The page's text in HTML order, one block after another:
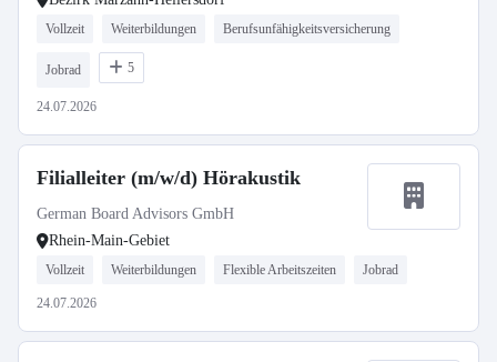
Vollzeit Weiterbildungen Berufsunfähigkeitsversicherung
Jobrad 5
24.07.2026
Filialleiter (m/w/d) Hörakustik
German Board Advisors GmbH
Rhein-Main-Gebiet
Vollzeit Weiterbildungen Flexible Arbeitszeiten Jobrad
24.07.2026